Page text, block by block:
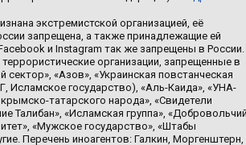
экстремистской организацией, её
запрещена, а также принадлежащие ей
и Instagram так же запрещены в России.
организации, запрещенные в
сектор», «Азов», «Украинская повстанческая
Исламское государство), «Аль-Каида», «УНА-
татарского народа», «Свидетели
Талибан», «Исламская группа»,
«Мужское государство», «Штабы
Перечень иноагентов: Галкин, Моргенштерн,